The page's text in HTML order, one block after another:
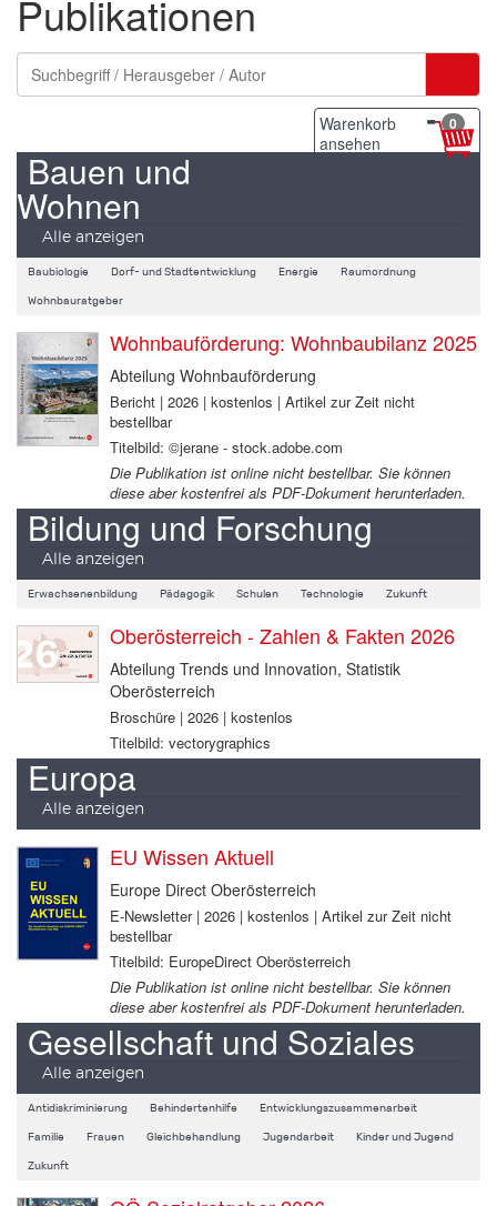
Publikationen
Warenkorb
ansehen
0
Bauen und
Wohnen
Alle anzeigen
Baubiologie Dorf- und Stadtentwicklung Energie Raumordnung
Wohnbauratgeber
Wohnbauförderung: Wohnbaubilanz 2025
Abteilung Wohnbauförderung
Bericht | 2026 | kostenlos | Artikel zur Zeit nicht
bestellbar
Titelbild: ©jerane - stock.adobe.com
Die Publikation ist online nicht bestellbar. Sie können
diese aber kostenfrei als PDF-Dokument herunterladen.
Bildung und Forschung
Alle anzeigen
Erwachsenenbildung Pädagogik Schulen Technologie Zukunft
Oberösterreich - Zahlen & Fakten 2026
Abteilung Trends und Innovation, Statistik
Oberösterreich
Broschüre | 2026 | kostenlos
Titelbild: vectorygraphics
Europa
Alle anzeigen
EU Wissen Aktuell
Europe Direct Oberösterreich
E-Newsletter | 2026 | kostenlos | Artikel zur Zeit nicht
bestellbar
Titelbild: EuropeDirect Oberösterreich
Die Publikation ist online nicht bestellbar. Sie können
diese aber kostenfrei als PDF-Dokument herunterladen.
Gesellschaft und Soziales
Alle anzeigen
Antidiskriminierung Behindertenhilfe Entwicklungszusammenarbeit
Familie Frauen Gleichbehandlung Jugendarbeit Kinder und Jugend
Zukunft